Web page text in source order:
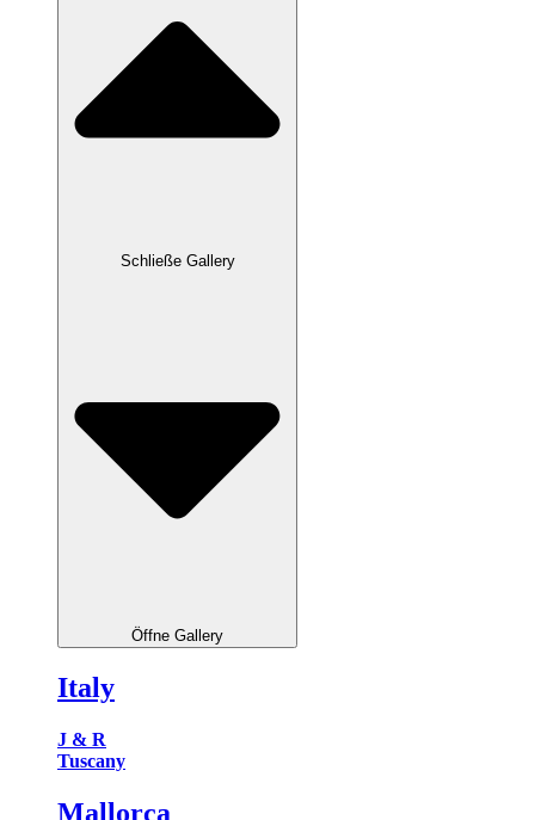
Schließe Gallery
Öffne Gallery
Italy
J & R
Tuscany
Mallorca